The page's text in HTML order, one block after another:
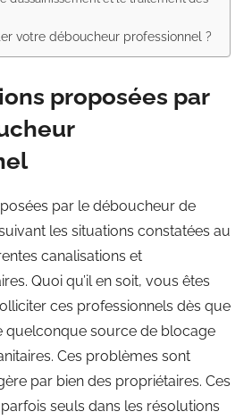
votre déboucheur professionnel ?
proposées par
par le déboucheur de
les situations constatées au
canalisations et
Quoi qu’il en soit, vous êtes
ces professionnels dès que
quelconque source de blocage
Ces problèmes sont
par bien des propriétaires. Ces
seuls dans les résolutions